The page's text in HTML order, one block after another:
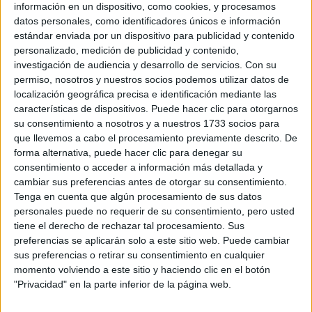
información en un dispositivo, como cookies, y procesamos
datos personales, como identificadores únicos e información
estándar enviada por un dispositivo para publicidad y contenido
personalizado, medición de publicidad y contenido,
investigación de audiencia y desarrollo de servicios. Con su
permiso, nosotros y nuestros socios podemos utilizar datos de
localización geográfica precisa e identificación mediante las
características de dispositivos. Puede hacer clic para otorgarnos
su consentimiento a nosotros y a nuestros 1733 socios para
que llevemos a cabo el procesamiento previamente descrito. De
forma alternativa, puede hacer clic para denegar su
consentimiento o acceder a información más detallada y
cambiar sus preferencias antes de otorgar su consentimiento.
Tenga en cuenta que algún procesamiento de sus datos
personales puede no requerir de su consentimiento, pero usted
tiene el derecho de rechazar tal procesamiento. Sus
preferencias se aplicarán solo a este sitio web. Puede cambiar
sus preferencias o retirar su consentimiento en cualquier
momento volviendo a este sitio y haciendo clic en el botón
"Privacidad" en la parte inferior de la página web.
Notas de corte Fisioterapia por
provincias
Oferta en toda España
Fisioterapia A Coruña
Fisioterapia Alicante
Fisioterapia Almería
Fisioterapia Asturias
Fisioterapia Badajoz
Fisioterapia Baleares
Fisioterapia Barcelona